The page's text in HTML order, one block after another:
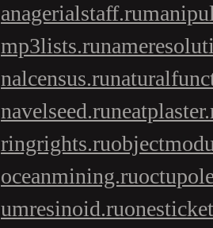
anagerialstaff.ru
mp3lists.ru
nalcensus.ru
navelseed.ru
ringrights.ru
oceanmining.ru
umresinoid.ru